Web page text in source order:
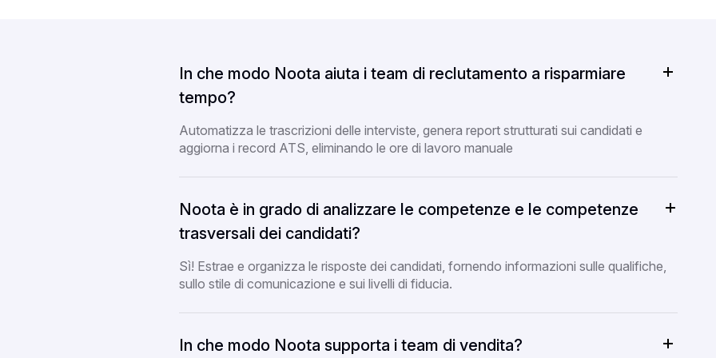
In che modo Noota aiuta i team di reclutamento a risparmiare
tempo?
Automatizza le trascrizioni delle interviste, genera report strutturati sui candidati e
aggiorna i record ATS, eliminando le ore di lavoro manuale
Noota è in grado di analizzare le competenze e le competenze
trasversali dei candidati?
Sì! Estrae e organizza le risposte dei candidati, fornendo informazioni sulle qualifiche,
sullo stile di comunicazione e sui livelli di fiducia.
In che modo Noota supporta i team di vendita?